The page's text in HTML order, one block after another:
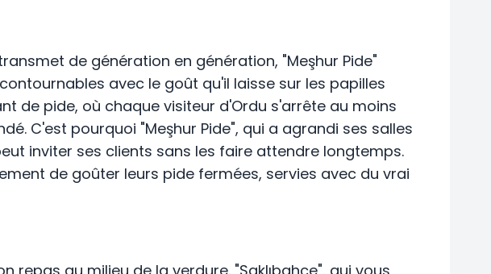
de génération en génération, "Meşhur Pide"
avec le goût qu'il laisse sur les papilles
de pide, où chaque visiteur d'Ordu s'arrête au moins
C'est pourquoi "Meşhur Pide", qui a agrandi ses salles
inviter ses clients sans les faire attendre longtemps.
de goûter leurs pide fermées, servies avec du vrai